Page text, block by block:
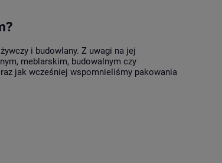
i budowlany. Z uwagi na jej
meblarskim, budowalnym czy
jak wcześniej wspomnieliśmy pakowania